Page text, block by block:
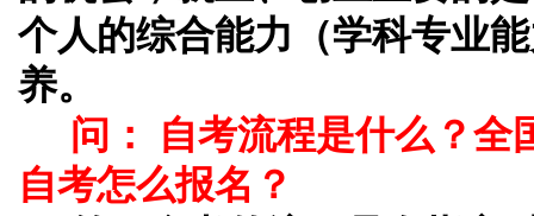
个人的综合能力（学科专业
养。
问： 自考流程是什么？全
自考怎么报名？